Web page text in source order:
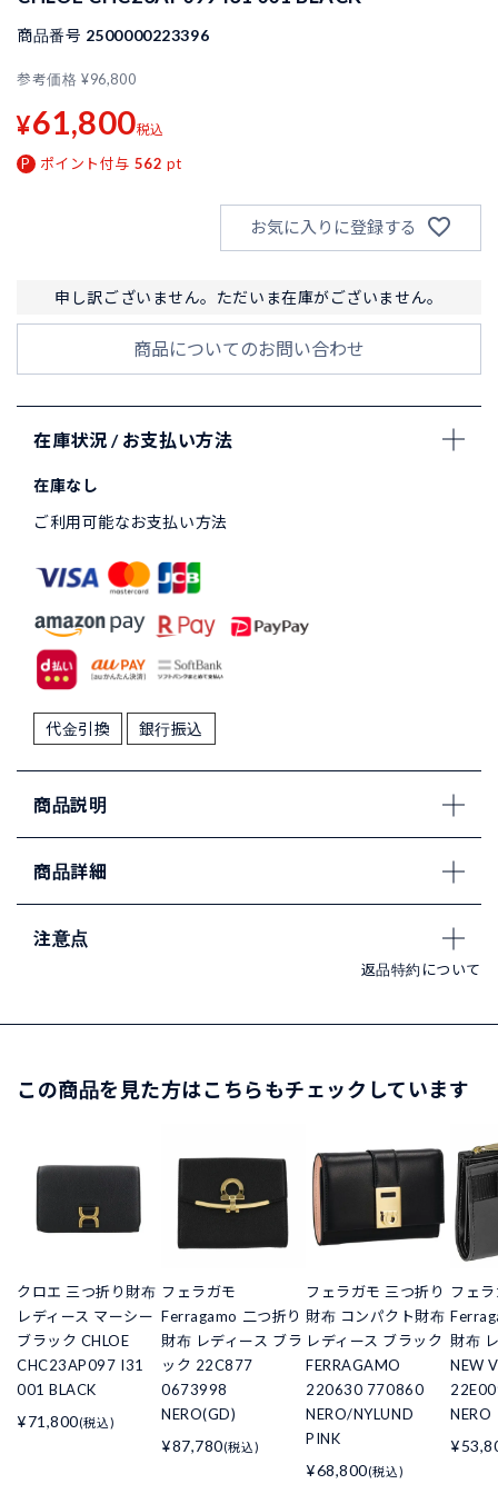
商品番号 2500000223396
参考価格 ¥96,800
¥61,800税込
ポイント付与 562 pt
お気に入りに登録する
申し訳ございません。ただいま在庫がございません。
商品についてのお問い合わせ
在庫状況 / お支払い方法
在庫なし
ご利用可能なお支払い方法
代金引換 銀行振込
商品説明
商品詳細
注意点
返品特約について
この商品を見た方はこちらもチェックしています
クロエ 三つ折り財布
レディース マーシー
ブラック CHLOE
CHC23AP097 I31
001 BLACK
¥71,800(税込)
フェラガモ
Ferragamo 二つ折り
財布 レディース ブラ
ック 22C877
0673998
NERO(GD)
¥87,780(税込)
フェラガモ 三つ折り
財布 コンパクト財布
レディース ブラック
FERRAGAMO
220630 770860
NERO/NYLUND
PINK
¥68,800(税込)
フェ
財布
NEW
NERO